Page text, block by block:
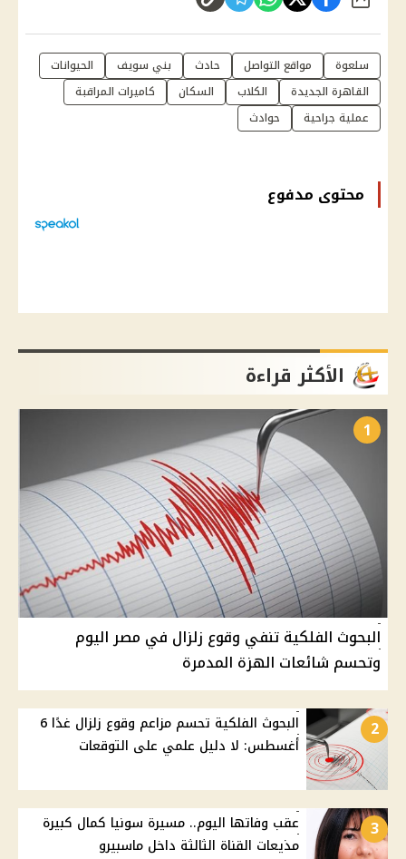
سلعوة مواقع التواصل حادث بني سويف
الحيوانات
القاهرة الجديدة
الكلاب السكان
كاميرات المراقبة
عملية جراحية
حوادث
محتوى مدفوع
الأكثر قراءة
1
البحوث الفلكية تنفي وقوع زلزال في مصر اليوم
وتحسم شائعات الهزة المدمرة
2
البحوث الفلكية تحسم مزاعم وقوع زلزال غدًا 6
أغسطس: لا دليل علمي على التوقعات
3
عقب وفاتها اليوم.. مسيرة سونيا كمال كبيرة
مذيعات القناة الثالثة داخل ماسبيرو